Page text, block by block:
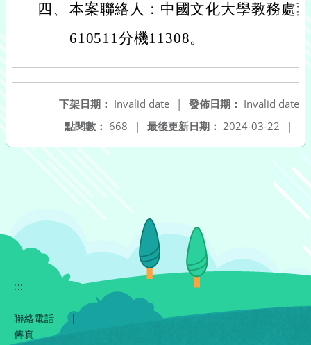
四、 本案聯絡人：中國文化大學教務處
610511分機11308。
發佈日期： Invalid date
下架日期： Invalid date
|
最後更新日期： 2024-03-22 |
點閱數： 668 |
:::
聯絡電話
|
傳真